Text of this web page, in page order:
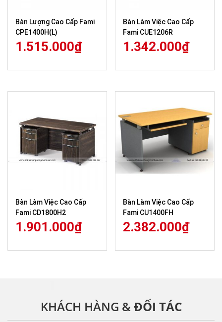
Bàn Lượng Cao Cấp Fami
CPE1400H(L)
1.515.000₫
Bàn Làm Việc Cao Cấp
Fami CUE1206R
1.342.000₫
Bàn Làm Việc Cao Cấp
Fami CD1800H2
1.901.000₫
Bàn Làm Việc Cao Cấp
Fami CU1400FH
2.382.000₫
KHÁCH HÀNG & ĐỐI TÁC